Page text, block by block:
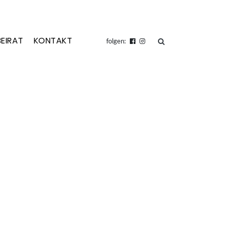
KONTAKT folgen: suchen